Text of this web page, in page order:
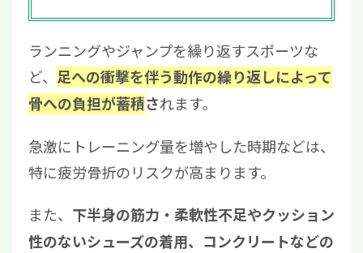
ランニングやジャンプを繰り返すスポーツな
ど、 足への衝撃を伴う動作の繰り返しによって
骨への負担が蓄積されます。
急激にトレーニング量を増やした時期などは、
特に疲労骨折のリスクが高まります。
また、 下半身の筋力・柔軟性不足やクッション
性のないシューズの着用、コンクリートなどの